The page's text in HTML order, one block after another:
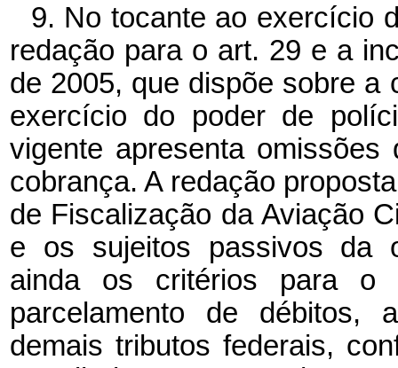
9. No tocante ao exercício
redação para o art. 29 e a
de 2005, que dispõe sobre a
exercício do poder de
vigente apresenta
cobrança. A redação
de Fiscalização da Aviação
e os sujeitos passivos da
ainda os critérios para o
parcelamento de débitos,
demais tributos federais,